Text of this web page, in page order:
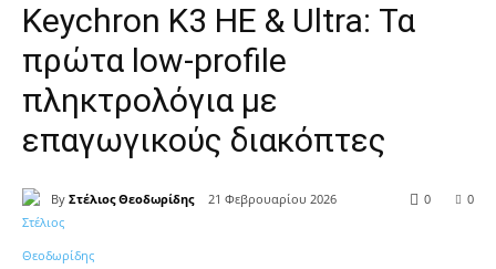
Keychron K3 HE & Ultra: Τα
πρώτα low-profile
πληκτρολόγια με
επαγωγικούς διακόπτες
By Στέλιος Θεοδωρίδης 21 Φεβρουαρίου 2026 0
0